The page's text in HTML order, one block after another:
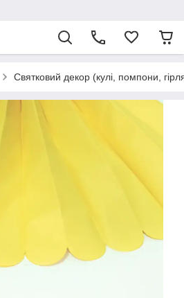
Святковий декор (кулі, помпони,